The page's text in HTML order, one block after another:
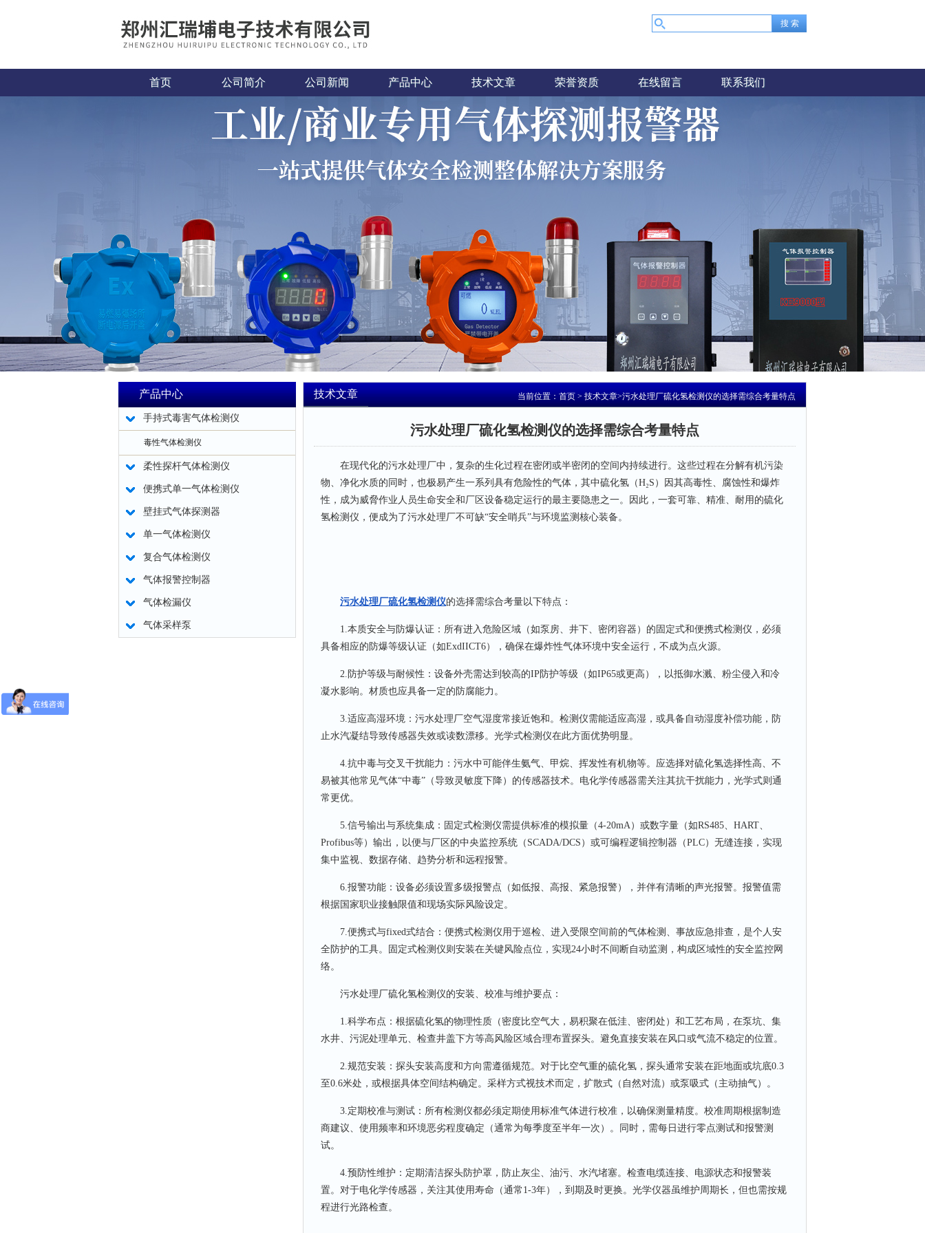
首页 公司简介 公司新闻 产品中心 技术文章 荣誉资质 在线留言 联系我们
产品中心
手持式毒害气体检测仪
毒性气体检测仪
柔性探杆气体检测仪
便携式单一气体检测仪
壁挂式气体探测器
单一气体检测仪
复合气体检测仪
气体报警控制器
气体检漏仪
气体采样泵
当前位置：首页>技术文章>污水处理厂硫化氢检测仪的选择需综合考量特点
技术文章
污水处理厂硫化氢检测仪的选择需综合考量特点
在现代化的污水处理厂中，复杂的生化过程在密闭或半密闭的空间内持续进行。这些过程在分解有机污染
物、净化水质的同时，也极易产生一系列具有危险性的气体，其中硫化氢（H₂S）因其高毒性、腐蚀性和爆炸
性，成为威脅作业人员生命安全和厂区设备稳定运行的最主要隐患之一。因此，一套可靠、精准、耐用的硫化
氢检测仪，便成为了污水处理厂不可缺“安全哨兵”与环境监测核心装备。
污水处理厂硫化氢检测仪的选择需综合考量以下特点：
1.本质安全与防爆认证：所有进入危险区域（如泵房、井下、密闭容器）的固定式和便携式检测仪，必须
具备相应的防爆等级认证（如ExdIICT6），确保在爆炸性气体环境中安全运行，不成为点火源。
2.防护等级与耐候性：设备外壳需达到较高的IP防护等级（如IP65或更高），以抵御水溅、粉尘侵入和冷
凝水影响。材质也应具备一定的防腐能力。
3.适应高湿环境：污水处理厂空气湿度常接近饱和。检测仪需能适应高湿，或具备自动湿度补偿功能，防
止水汽凝结导致传感器失效或读数漂移。光学式检测仪在此方面优势明显。
4.抗中毒与交叉干扰能力：污水中可能伴生氨气、甲烷、挥发性有机物等。应选择对硫化氢选择性高、不
易被其他常见气体“中毒”（导致灵敏度下降）的传感器技术。电化学传感器需关注其抗干扰能力，光学式则通
常更优。
5.信号输出与系统集成：固定式检测仪需提供标准的模拟量（4-20mA）或数字量（如RS485、HART、
Profibus等）输出，以便与厂区的中央监控系统（SCADA/DCS）或可编程逻辑控制器（PLC）无缝连接，实现
集中监视、数据存储、趋势分析和远程报警。
6.报警功能：设备必须设置多级报警点（如低报、高报、紧急报警），并伴有清晰的声光报警。报警值需
根据国家职业接触限值和现场实际风险设定。
7.便携式与fixed式结合：便携式检测仪用于巡检、进入受限空间前的气体检测、事故应急排查，是个人安
全防护的工具。固定式检测仪则安装在关键风险点位，实现24小时不间断自动监测，构成区域性的安全监控网
络。
污水处理厂硫化氢检测仪的安装、校准与维护要点：
1.科学布点：根据硫化氢的物理性质（密度比空气大，易积聚在低洼、密闭处）和工艺布局，在泵坑、集
水井、污泥处理单元、检查井盖下方等高风险区域合理布置探头。避免直接安装在风口或气流不稳定的位置。
2.规范安装：探头安装高度和方向需遵循规范。对于比空气重的硫化氢，探头通常安装在距地面或坑底0.3
至0.6米处，或根据具体空间结构确定。采样方式视技术而定，扩散式（自然对流）或泵吸式（主动抽气）。
3.定期校准与测试：所有检测仪都必须定期使用标准气体进行校准，以确保测量精度。校准周期根据制造
商建议、使用频率和环境恶劣程度确定（通常为每季度至半年一次）。同时，需每日进行零点测试和报警测
试。
4.预防性维护：定期清洁探头防护罩，防止灰尘、油污、水汽堵塞。检查电缆连接、电源状态和报警装
置。对于电化学传感器，关注其使用寿命（通常1-3年），到期及时更换。光学仪器虽维护周期长，但也需按规
程进行光路检查。